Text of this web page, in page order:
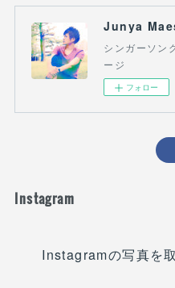
Junya
シンガーソン
ージ
フォロー
Instagram
Instagramの写真を